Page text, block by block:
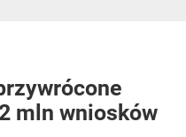
mln wniosków